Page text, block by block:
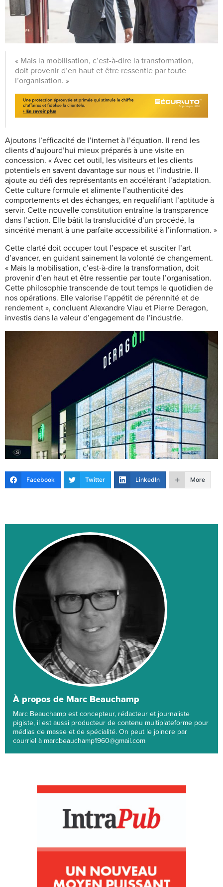
« Mais la mobilisation, c’est-à-dire la transformation,
doit provenir d’en haut et être ressentie par toute
l’organisation. »
Ajoutons l’efficacité de l’internet à l’équation. Il rend les
clients d’aujourd’hui mieux préparés à une visite en
concession. « Avec cet outil, les visiteurs et les clients
potentiels en savent davantage sur nous et l’industrie. Il
ajoute au défi des représentants en accélérant l’adaptation.
Cette culture formule et alimente l’authenticité des
comportements et des échanges, en requalifiant l’aptitude à
servir. Cette nouvelle constitution entraîne la transparence
dans l’action. Elle bâtit la translucidité d’un procédé, la
sincérité menant à une parfaite accessibilité à l’information. »
Cette clarté doit occuper tout l’espace et susciter l’art
d’avancer, en guidant sainement la volonté de changement.
« Mais la mobilisation, c’est-à-dire la transformation, doit
provenir d’en haut et être ressentie par toute l’organisation.
Cette philosophie transcende de tout temps le quotidien de
nos opérations. Elle valorise l’appétit de pérennité et de
rendement », concluent Alexandre Viau et Pierre Deragon,
investis dans la valeur d’engagement de l’industrie.
Facebook Twitter LinkedIn More
À propos de Marc Beauchamp
Marc Beauchamp est concepteur, rédacteur et journaliste
pigiste, il est aussi producteur de contenu multiplateforme pour
médias de masse et de spécialité. On peut le joindre par
courriel à marcbeauchamp1960@gmail.com